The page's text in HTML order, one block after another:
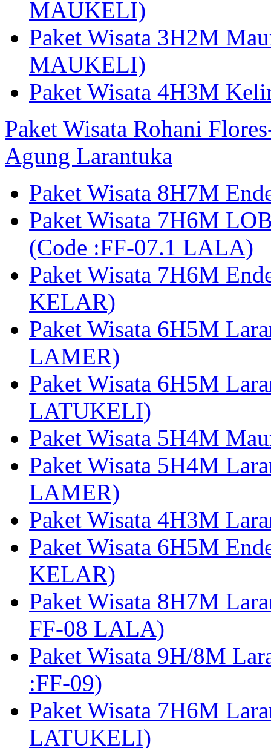
MAUKELI)
Paket Wisata 3H2M
MAUKELI)
Paket Wisata 4H3M
Paket Wisata Rohani
Agung Larantuka
Paket Wisata 8H7M
Paket Wisata 7H6M
(Code :FF-07.1 LALA)
Paket Wisata 7H6M
KELAR)
Paket Wisata 6H5M
LAMER)
Paket Wisata 6H5M
LATUKELI)
Paket Wisata 5H4M
Paket Wisata 5H4M
LAMER)
Paket Wisata 4H3M
Paket Wisata 6H5M
KELAR)
Paket Wisata 8H7M
FF-08 LALA)
Paket Wisata 9H/8M
:FF-09)
Paket Wisata 7H6M
LATUKELI)